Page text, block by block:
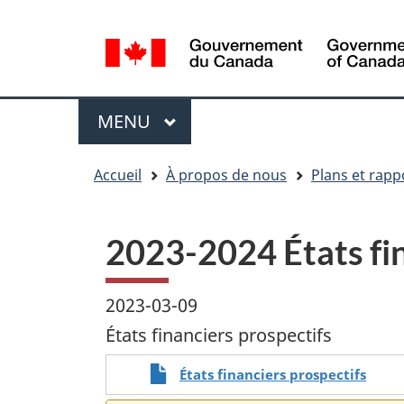
de
langue
Language
Menu
MENU PRINCIPAL
Accueil À propos de nous Plans et
2023-2024 États
2023-03-09
États financiers prospectifs
États financiers prospectifs